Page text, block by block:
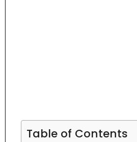
Table of Contents